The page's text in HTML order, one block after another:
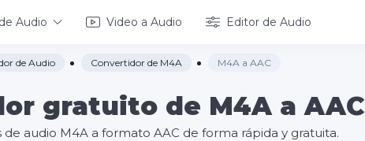
Audio Video a Audio Editor de Audio
de Audio Convertidor de M4A M4A a AAC
gratuito de M4A a AAC
de audio M4A a formato AAC de forma rápida y gratuita.